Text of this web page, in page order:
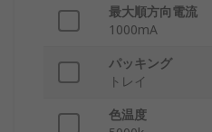
最大順方向電流
1000mA
パッキング
トレイ
色温度